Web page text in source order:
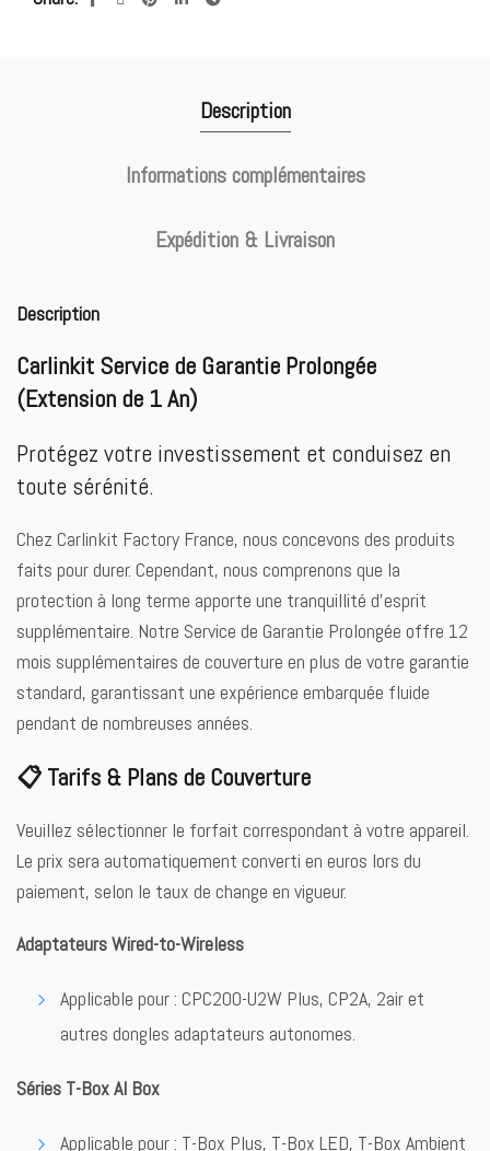
Description
Informations complémentaires
Expédition & Livraison
Description
Carlinkit Service de Garantie Prolongée
(Extension de 1 An)
Protégez votre investissement et conduisez en
toute sérénité.
Chez Carlinkit Factory France, nous concevons des produits
faits pour durer. Cependant, nous comprenons que la
protection à long terme apporte une tranquillité d’esprit
supplémentaire. Notre Service de Garantie Prolongée offre 12
mois supplémentaires de couverture en plus de votre garantie
standard, garantissant une expérience embarquée fluide
pendant de nombreuses années.
📋 Tarifs & Plans de Couverture
Veuillez sélectionner le forfait correspondant à votre appareil.
Le prix sera automatiquement converti en euros lors du
paiement, selon le taux de change en vigueur.
Adaptateurs Wired-to-Wireless
Applicable pour : CPC200-U2W Plus, CP2A, 2air et
autres dongles adaptateurs autonomes.
Séries T-Box AI Box
Applicable pour : T-Box Plus, T-Box LED, T-Box Ambient